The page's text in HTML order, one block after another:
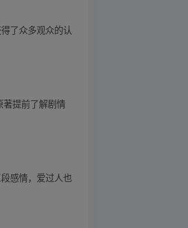
了众多观众的认
著提前了解剧情
感情，爱过人也